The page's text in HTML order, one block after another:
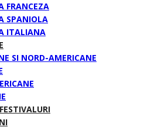
FRANCEZA
SPANIOLA
ITALIANA
SI NORD-AMERICANE